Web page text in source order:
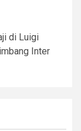
di Luigi
Inter